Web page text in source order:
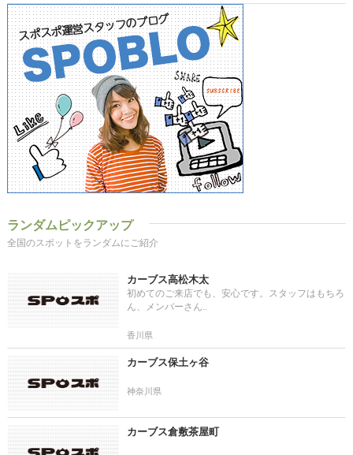
ランダムピックアップ
全国のスポットをランダムにご紹介
カーブス高松木太
初めてのご来店でも、安心です。スタッフはもちろ
ん、メンバーさん..
香川県
カーブス保土ヶ谷
神奈川県
カーブス倉敷茶屋町